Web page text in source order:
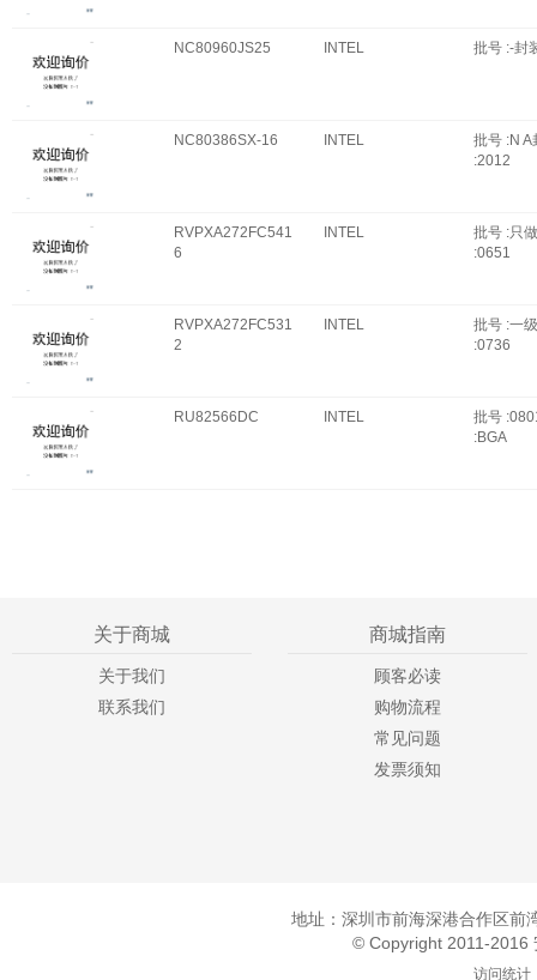
NC80960JS25 INTEL 批号 :-封
NC80386SX-16 INTEL
批号 :N A
:2012
RVPXA272FC541
6
INTEL
批号 :只
:0651
RVPXA272FC531
2
INTEL
批号 :一
:0736
RU82566DC INTEL
批号
:BGA
关于商城
关于我们
联系我们
商城指南
顾客必读
购物流程
常见问题
发票须知
地址：深圳市前海深港合作区前
© Copyright 2011-2016
访问统计